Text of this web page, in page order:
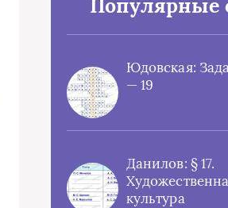
Популярные
Юдовская:
— 19
Данилов: § 17.
культура